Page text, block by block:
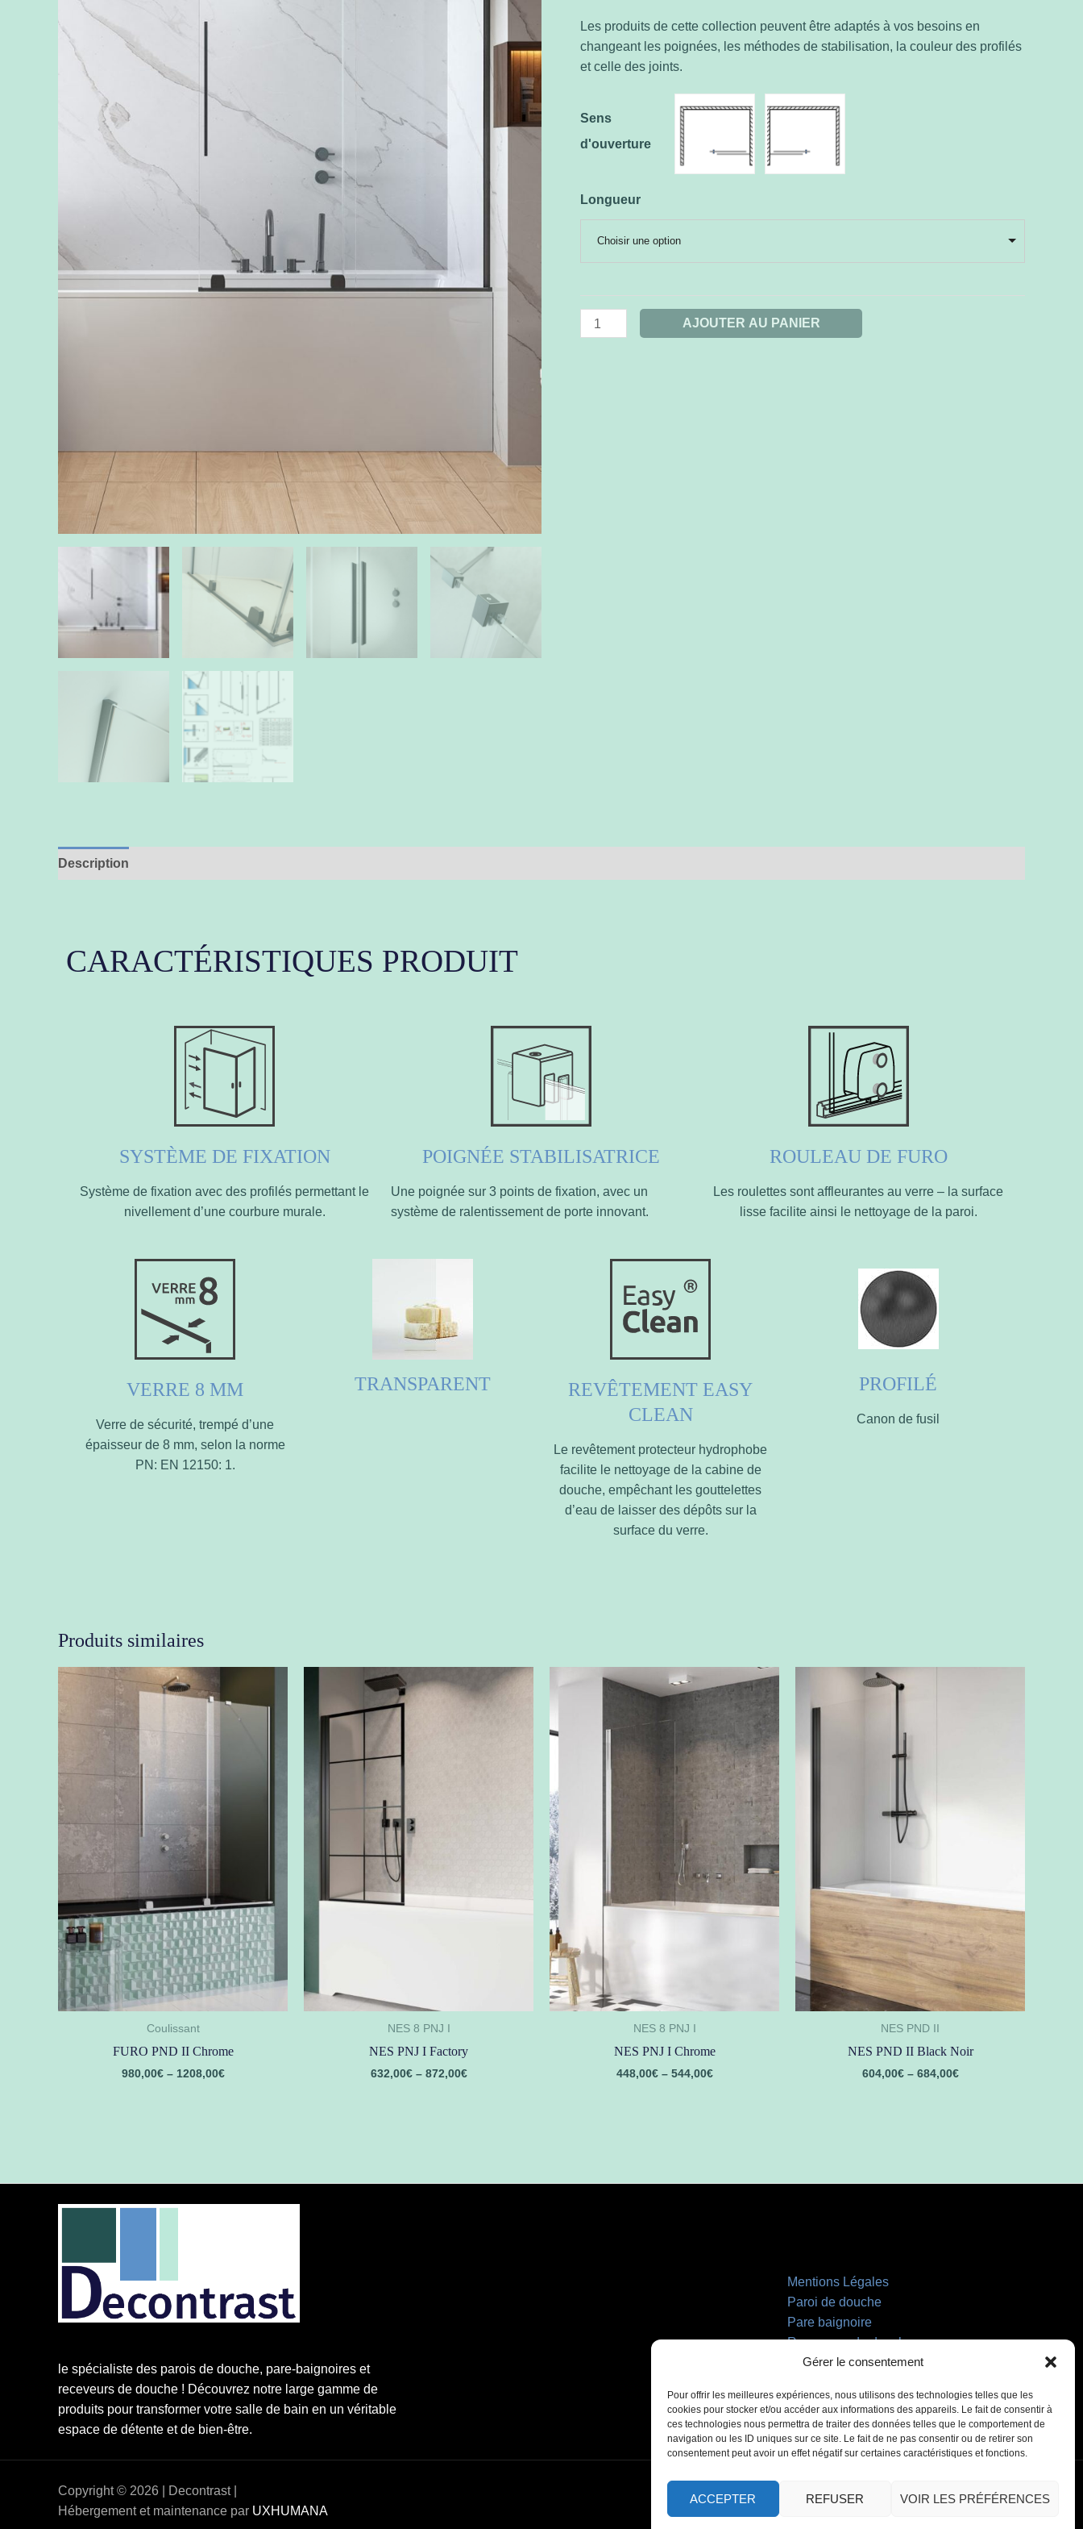
Gérer le consentement
Pour offrir les meilleures expériences, nous utilisons des technologies telles que les
cookies pour stocker et/ou accéder aux informations des appareils. Le fait de consentir à
ces technologies nous permettra de traiter des données telles que le comportement de
navigation ou les ID uniques sur ce site. Le fait de ne pas consentir ou de retirer son
consentement peut avoir un effet négatif sur certaines caractéristiques et fonctions.
ACCEPTER REFUSER VOIR LES PRÉFÉRENCES
Les produits de cette collection peuvent être adaptés à vos besoins en
changeant les poignées, les méthodes de stabilisation, la couleur des profilés
et celle des joints.
Sens
d'ouverture
Longueur
Choisir une option
AJOUTER AU PANIER
Description
CARACTÉRISTIQUES PRODUIT
SYSTÈME DE FIXATION
Système de fixation avec des profilés permettant le
nivellement d’une courbure murale.
POIGNÉE STABILISATRICE
Une poignée sur 3 points de fixation, avec un
système de ralentissement de porte innovant.
ROULEAU DE FURO
Les roulettes sont affleurantes au verre – la surface
lisse facilite ainsi le nettoyage de la paroi.
VERRE 8 MM
Verre de sécurité, trempé d’une
épaisseur de 8 mm, selon la norme
PN: EN 12150: 1.
TRANSPARENT
REVÊTEMENT EASY
CLEAN
Le revêtement protecteur hydrophobe
facilite le nettoyage de la cabine de
douche, empêchant les gouttelettes
d’eau de laisser des dépôts sur la
surface du verre.
PROFILÉ
Canon de fusil
Produits similaires
Coulissant
FURO PND II Chrome
980,00€– 1208,00€
NES 8 PNJ I
NES PNJ I Factory
632,00€– 872,00€
NES 8 PNJ I
NES PNJ I Chrome
448,00€– 544,00€
NES PND II
NES PND II Black Noir
604,00€– 684,00€
le spécialiste des parois de douche, pare-baignoires et
receveurs de douche ! Découvrez notre large gamme de
produits pour transformer votre salle de bain en un véritable
espace de détente et de bien-être.
Mentions Légales
Paroi de douche
Pare baignoire
Receveurs de douche
Miroir LED
Copyright © 2026 | Decontrast |
Hébergement et maintenance par UXHUMANA